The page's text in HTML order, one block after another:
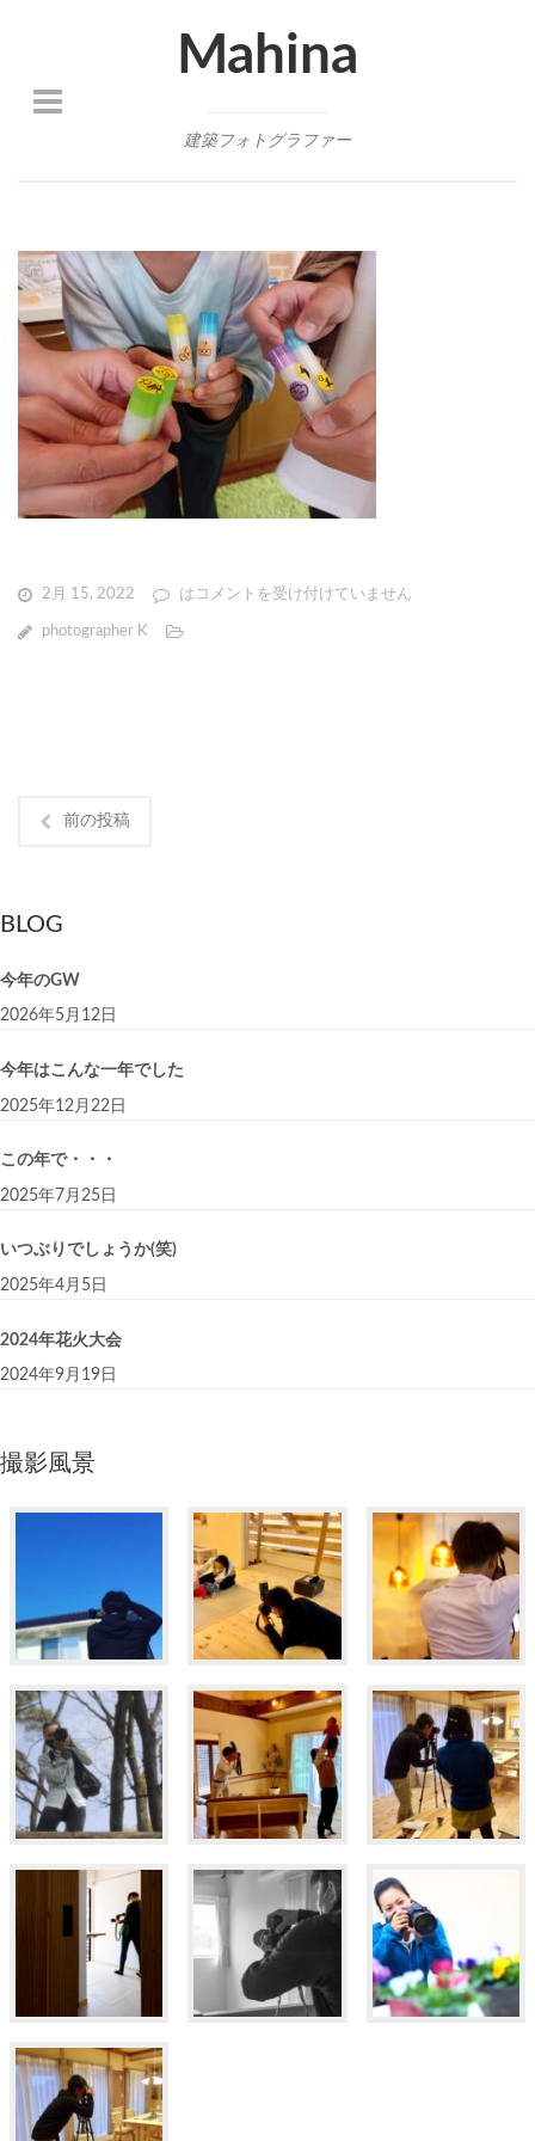
Mahina
建築フォトグラファー
2月 15, 2022 は コメントを受け付けていません
photographer K
前の投稿
BLOG
今年のGW
2026年5月12日
今年はこんな一年でした
2025年12月22日
この年で・・・
2025年7月25日
いつぶりでしょうか(笑)
2025年4月5日
2024年花火大会
2024年9月19日
撮影風景